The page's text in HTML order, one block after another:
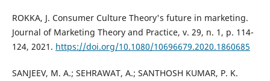
ROKKA, J. Consumer Culture Theory's future in marketing.
Journal of Marketing Theory and Practice, v. 29, n. 1, p. 114-
124, 2021. https://doi.org/10.1080/10696679.2020.1860685
SANJEEV, M. A.; SEHRAWAT, A.; SANTHOSH KUMAR, P. K.